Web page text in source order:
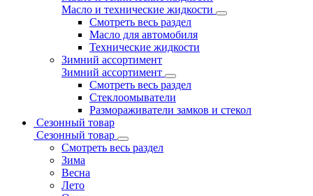
Масло и технические жидкости
Смотреть весь раздел
Масло для автомобиля
Технические жидкости
Зимний ассортимент
Зимний ассортимент
Смотреть весь раздел
Стеклоомыватели
Размораживатели замков и стекол
Сезонный товар
Сезонный товар
Смотреть весь раздел
Зима
Весна
Лето